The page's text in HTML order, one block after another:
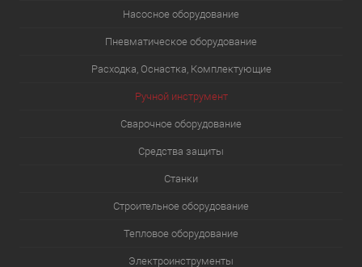
Насосное оборудование
Пневматическое оборудование
Расходка, Оснастка, Комплектующие
Ручной инструмент
Сварочное оборудование
Средства защиты
Станки
Строительное оборудование
Тепловое оборудование
Электроинструменты